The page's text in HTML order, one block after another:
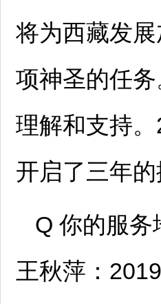
将为西藏发
项神圣的任
理解和支持
开启了三年的
Q 你的服
王秋萍：